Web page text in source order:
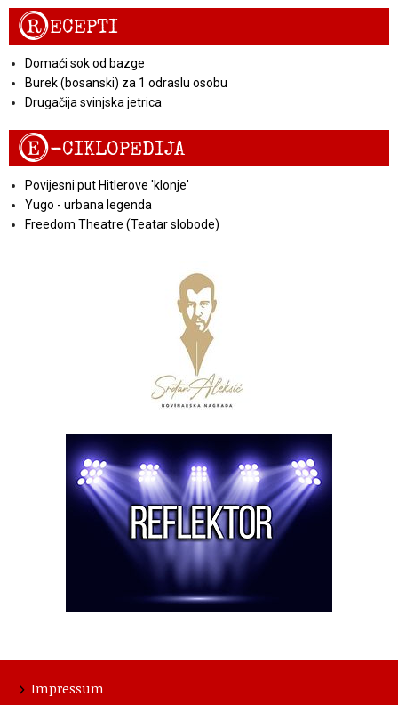
RECEPTI
Domaći sok od bazge
Burek (bosanski) za 1 odraslu osobu
Drugačija svinjska jetrica
E-CIKLOPEDIJA
Povijesni put Hitlerove 'klonje'
Yugo - urbana legenda
Freedom Theatre (Teatar slobode)
Impressum